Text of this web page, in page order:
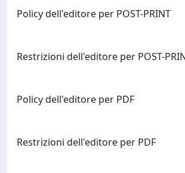
Policy dell'editore per POST-PRINT
Restrizioni dell'editore per POST-
Policy dell'editore per PDF
Restrizioni dell'editore per PDF